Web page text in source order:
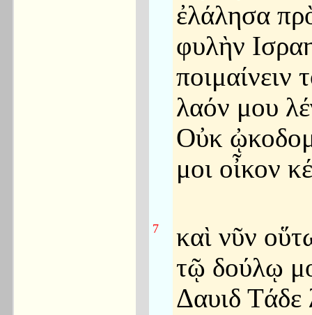
ἐλάλησα
φυλὴν
ποιμαίνειν
λαόν μου
Οὐκ
μοι οἶκον
7
καὶ νῦν
τῷ δούλῳ
Δαυιδ Τάδε